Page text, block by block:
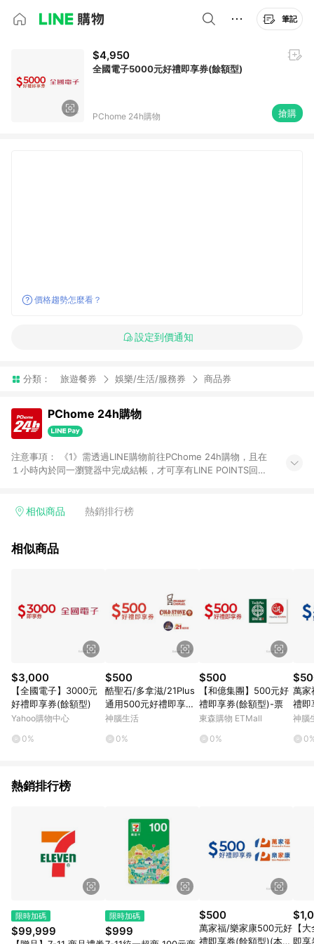
筆記
$4,950
全國電子5000元好禮即享券(餘額型)
PChome 24h購物 搶購
價格趨勢怎麼看？
設定到價通知
分類： 旅遊餐券 娛樂/生活/服務券 商品券
PChome 24h購物
注意事項： 《1》需透過LINE購物前往PChome 24h購物，且在
１小時內於同一瀏覽器中完成結帳，才可享有LINE POINTS回饋
在點數回饋範圍內。 《3》如取消訂單、退貨、購物中登出
品、票券、訂閱方案、PChome儲值商品、企業專區/企業採購、
扣 (含折價券折扣)】、【P幣扣抵】、【現金積點扣抵】及【訂單
運費】等金額。 《6》符合LINE POINTS回饋資格之訂單將於商
家訂單頁面標示「LINE回饋」，若無此標示則 不符合回饋LINE
POINTS點數資格亦不得使用點數紅包 。 《7》LINE購物設有
「單一商品最高回饋點數」機制 (特殊活動時開放「回饋無上
限」)，以同一訂單中同一商品不論件數計算，並依訂單成立時間
當下LINE購物所設定的回饋機制為準。 《8》LINE購物為購物資
訊整合性平台，商品資料更新會有時間差，如顯示之商品規格、
顏色、價位、贈品與PChome 24h購物銷售網頁不符，以銷售網
頁標示為準！
相似商品 熱銷排行榜
相似商品
$3,000
【全國電子】3000元
好禮即享券(餘額型)
Yahoo購物中心
0%
$500
酷聖石/多拿滋/21Plus
通用500元好禮即享券
(餘額型)
神腦生活
0%
$500
【和億集團】500元好
禮即享券(餘額型)-票
東森購物 ETMall
0%
萬家
禮即
無法
神腦
熱銷排行榜
限時加碼
$99,999
限時加碼
$999
$500
萬家福/樂家康500元好
禮即享券(餘額型)(本券
【
即享